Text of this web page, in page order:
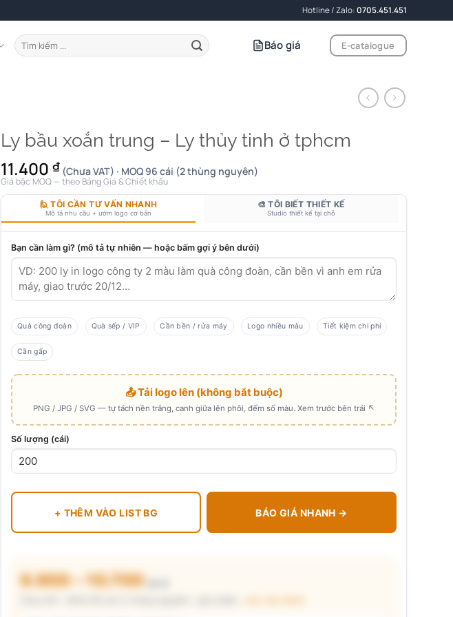
Hotline / Zalo:0705.451.451
Tìm
kiếm:
Báo giá E-catalogue
Ly bầu xoắn trung – Ly thủy tinh ở tphcm
11.400 ₫ (Chưa VAT) · MOQ 96 cái (2 thùng nguyên)
Giá bậc MOQ — theo Bảng Giá & Chiết khấu
🙋 TÔI CẦN TƯ VẤN NHANH
Mô tả nhu cầu + ướm logo cơ bản
🎨 TÔI BIẾT THIẾT KẾ
Studio thiết kế tại chỗ
Bạn cần làm gì? (mô tả tự nhiên — hoặc bấm gợi ý bên dưới)
Quà công đoàn Quà sếp / VIP Cần bền / rửa máy Logo nhiều màu Tiết kiệm chi phí
Cần gấp
📤 Tải logo lên (không bắt buộc)
PNG / JPG / SVG — tự tách nền trắng, canh giữa lên phôi, đếm số màu. Xem trước bên trái ↖
Số lượng (cái)
+ THÊM VÀO LIST BG BÁO GIÁ NHANH →
9.900 – 10.700